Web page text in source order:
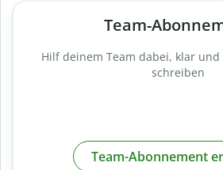
Team-
Hilf deinem Team dabei, klar
schreiben
Team-Abonnement